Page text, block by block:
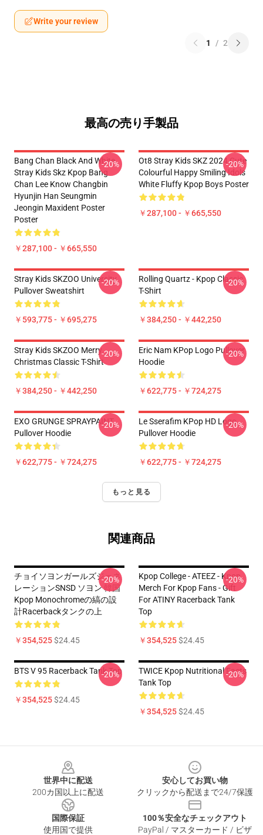
Write your review
1 / 2
最高の売り手製品
Bang Chan Black And White
Stray Kids Skz Kpop Bang
Chan Lee Know Changbin
Hyunjin Han Seungmin
Jeongin Maxident Poster
Poster
￥287,100 - ￥665,550
-20%
Ot8 Stray Kids SKZ 2024 Cute
Colourful Happy Smiling Idols
White Fluffy Kpop Boys Poster
￥287,100 - ￥665,550
-20%
Stray Kids SKZOO University
Pullover Sweatshirt
￥593,775 - ￥695,275
-20%
Rolling Quartz - Kpop Classic
T-Shirt
￥384,250 - ￥442,250
-20%
Stray Kids SKZOO Merry
Christmas Classic T-Shirt
￥384,250 - ￥442,250
-20%
Eric Nam KPop Logo Pullover
Hoodie
￥622,775 - ￥724,275
-20%
EXO GRUNGE SPRAYPAINT
Pullover Hoodie
￥622,775 - ￥724,275
-20%
Le Sserafim KPop HD Logo
Pullover Hoodie
￥622,775 - ￥724,275
-20%
もっと見る
関連商品
チョイソヨンガールズジェネ
レーションSNSD ソヨン 韓国
Kpop Monochromeの縞の設
計Racerbackタンクの上
￥354,525$24.45
-20%
Kpop College - ATEEZ - Kpop
Merch For Kpop Fans - Gift
For ATINY Racerback Tank
Top
￥354,525$24.45
-20%
BTS V 95 Racerback Tank Top
￥354,525$24.45
-20%
TWICE Kpop Nutritional Facts
Tank Top
￥354,525$24.45
-20%
世界中に配送
200カ国以上に配送
安心してお買い物
クリックから配送まで24/7保護
国際保証
使用国で提供
100％安全なチェックアウト
PayPal / マスターカード / ビザ